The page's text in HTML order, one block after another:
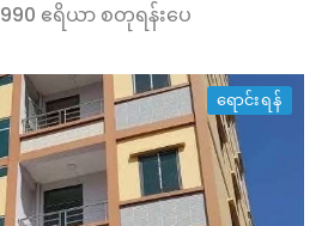
990 ဧရိယာ စတုရန်းပေ
ရောင်းရန်